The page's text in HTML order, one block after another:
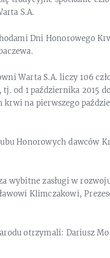
S.A.
Dni Honorowego
Warta S.A. liczy 106
od 1 października 2015
krwi na pierwszego
Honorowych dawców
wybitne zasługi w
Klimczakowi,
otrzymali: Dariusz